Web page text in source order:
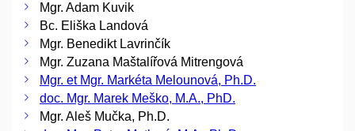
Mgr. Adam Kuvik
Bc. Eliška Landová
Mgr. Benedikt Lavrinčík
Mgr. Zuzana Maštalířová Mitrengová
Mgr. et Mgr. Markéta Melounová, Ph.D.
doc. Mgr. Marek Meško, M.A., PhD.
Mgr. Aleš Mučka, Ph.D.